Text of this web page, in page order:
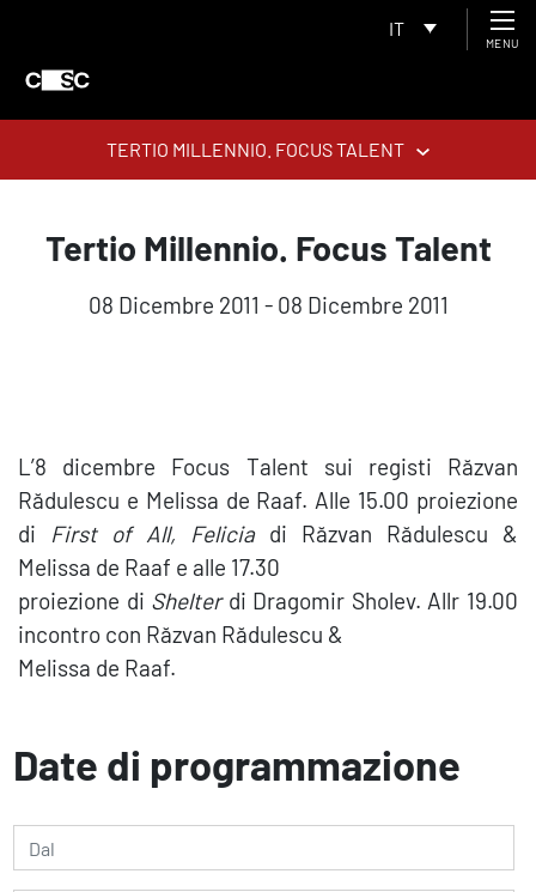
IT
MENU
TERTIO MILLENNIO. FOCUS TALENT
Tertio Millennio. Focus Talent
08 Dicembre 2011 - 08 Dicembre 2011
L’8 dicembre Focus Talent sui registi Răzvan
Rădulescu e Melissa de Raaf. Alle 15.00 proiezione
di First of All, Feliciadi Răzvan Rădulescu &
Melissa de Raaf e alle 17.30
proiezione di Shelterdi Dragomir Sholev. Allr 19.00
incontro con Răzvan Rădulescu &
Melissa de Raaf.
Date di programmazione